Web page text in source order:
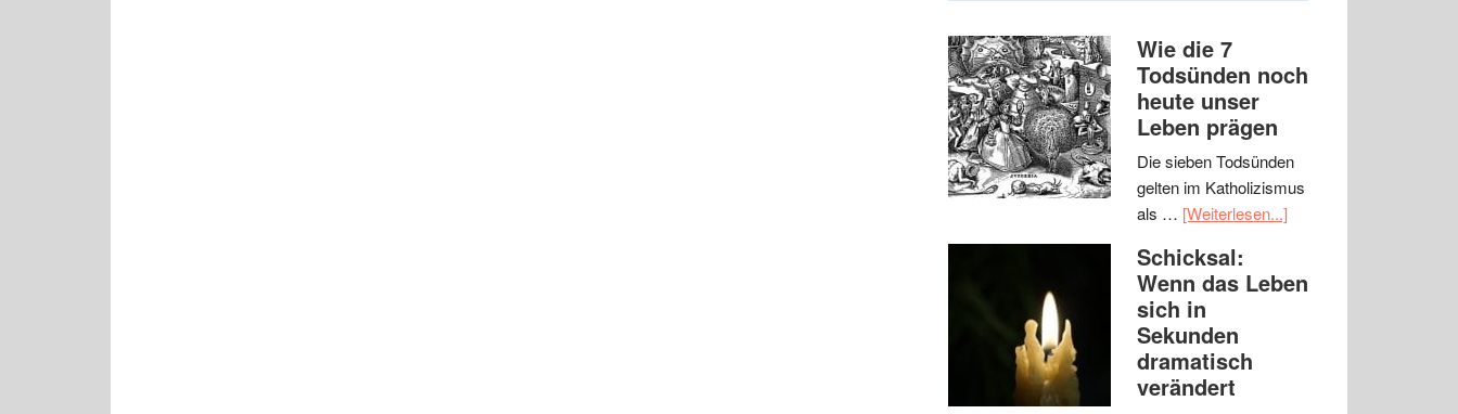
Wie die 7
Todsünden noch
heute unser
Leben prägen
Die sieben Todsünden
gelten im Katholizismus
als … [Weiterlesen...]
Schicksal:
Wenn das Leben
sich in
Sekunden
dramatisch
verändert